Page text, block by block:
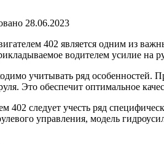
28.06.2023
402 является одним из
водителем усилие на
учитывать ряд
Это обеспечит оптимальное
402 следует учесть ряд
управления, модель